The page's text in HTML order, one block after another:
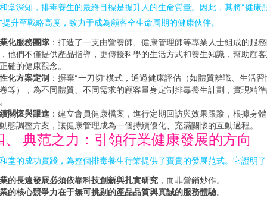
堂深知，排毒養生的最終目標是提升人的生命質量。因此，其將“健康
提升至戰略高度，致力于成為顧客全生命周期的健康伙伴。
化服務團隊 ：打造了一支由營養師、健康管理師等專業人士組成的服
他們不僅提供產品指導，更傳授科學的生活方式和養生知識，幫助顧
確的健康觀念。
化方案定制 ：摒棄“一刀切”模式，通過健康評估（如體質辨識、生活習
等），為不同體質、不同需求的顧客量身定制排毒養生計劃，實現精
關懷與跟進 ：建立會員健康檔案，進行定期回訪與效果跟蹤，根據身
態調整方案，讓健康管理成為一個持續優化、充滿關懷的互動過程。
、 典范之力：引領行業健康發展的方向
堂的成功實踐，為整個排毒養生行業提供了寶貴的發展范式。它證明
的長遠發展必須依靠科技創新與扎實研究 ，而非營銷炒作。
的核心競爭力在于無可挑剔的產品品質與真誠的服務體驗。